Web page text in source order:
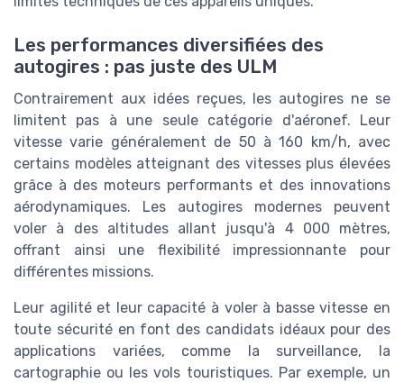
Les performances diversifiées des
autogires : pas juste des ULM
Contrairement aux idées reçues, les autogires ne se
limitent pas à une seule catégorie d'aéronef. Leur
vitesse varie généralement de 50 à 160 km/h, avec
certains modèles atteignant des vitesses plus élevées
grâce à des moteurs performants et des innovations
aérodynamiques. Les autogires modernes peuvent
voler à des altitudes allant jusqu'à 4 000 mètres,
offrant ainsi une flexibilité impressionnante pour
différentes missions.
Leur agilité et leur capacité à voler à basse vitesse en
toute sécurité en font des candidats idéaux pour des
applications variées, comme la surveillance, la
cartographie ou les vols touristiques. Par exemple, un